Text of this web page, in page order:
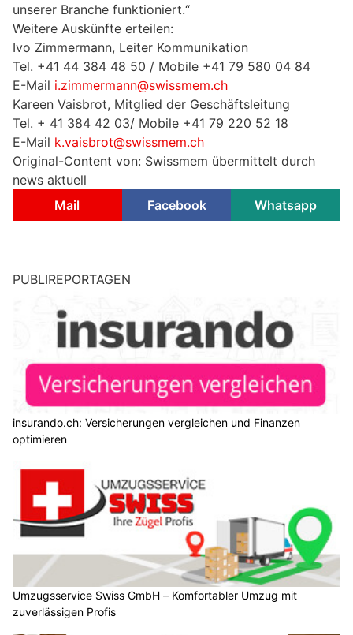
unserer Branche funktioniert.“
Weitere Auskünfte erteilen:
Ivo Zimmermann, Leiter Kommunikation
Tel. +41 44 384 48 50 / Mobile +41 79 580 04 84
E-Mail i.zimmermann@swissmem.ch
Kareen Vaisbrot, Mitglied der Geschäftsleitung
Tel. + 41 384 42 03/ Mobile +41 79 220 52 18
E-Mail k.vaisbrot@swissmem.ch
Original-Content von: Swissmem übermittelt durch
news aktuell
Mail
Facebook Whatsapp
PUBLIREPORTAGEN
insurando.ch: Versicherungen vergleichen und Finanzen
optimieren
Umzugsservice Swiss GmbH – Komfortabler Umzug mit
zuverlässigen Profis